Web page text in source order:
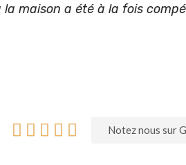
maison a été à la fois
     Notez nous sur